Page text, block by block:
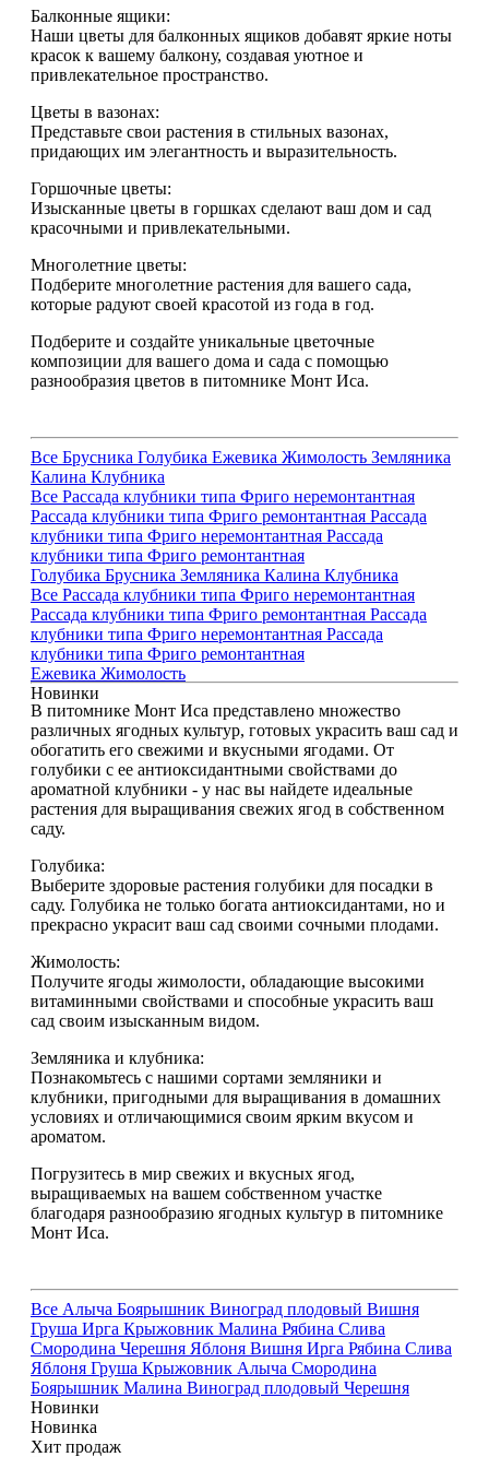
Балконные ящики:
Наши цветы для балконных ящиков добавят яркие ноты
красок к вашему балкону, создавая уютное и
привлекательное пространство.
Цветы в вазонах:
Представьте свои растения в стильных вазонах,
придающих им элегантность и выразительность.
Горшочные цветы:
Изысканные цветы в горшках сделают ваш дом и сад
красочными и привлекательными.
Многолетние цветы:
Подберите многолетние растения для вашего сада,
которые радуют своей красотой из года в год.
Подберите и создайте уникальные цветочные
композиции для вашего дома и сада с помощью
разнообразия цветов в питомнике Монт Иса.
Все Брусника Голубика Ежевика Жимолость Земляника
Калина Клубника
Все Рассада клубники типа Фриго неремонтантная
Рассада клубники типа Фриго ремонтантная Рассада
клубники типа Фриго неремонтантная Рассада
клубники типа Фриго ремонтантная
Голубика Брусника Земляника Калина Клубника
Все Рассада клубники типа Фриго неремонтантная
Рассада клубники типа Фриго ремонтантная Рассада
клубники типа Фриго неремонтантная Рассада
клубники типа Фриго ремонтантная
Ежевика Жимолость
Новинки
В питомнике Монт Иса представлено множество
различных ягодных культур, готовых украсить ваш сад и
обогатить его свежими и вкусными ягодами. От
голубики с ее антиоксидантными свойствами до
ароматной клубники - у нас вы найдете идеальные
растения для выращивания свежих ягод в собственном
саду.
Голубика:
Выберите здоровые растения голубики для посадки в
саду. Голубика не только богата антиоксидантами, но и
прекрасно украсит ваш сад своими сочными плодами.
Жимолость:
Получите ягоды жимолости, обладающие высокими
витаминными свойствами и способные украсить ваш
сад своим изысканным видом.
Земляника и клубника:
Познакомьтесь с нашими сортами земляники и
клубники, пригодными для выращивания в домашних
условиях и отличающимися своим ярким вкусом и
ароматом.
Погрузитесь в мир свежих и вкусных ягод,
выращиваемых на вашем собственном участке
благодаря разнообразию ягодных культур в питомнике
Монт Иса.
Все Алыча Боярышник Виноград плодовый Вишня
Груша Ирга Крыжовник Малина Рябина Слива
Смородина Черешня Яблоня Вишня Ирга Рябина Слива
Яблоня Груша Крыжовник Алыча Смородина
Боярышник Малина Виноград плодовый Черешня
Новинки
Новинка
Хит продаж